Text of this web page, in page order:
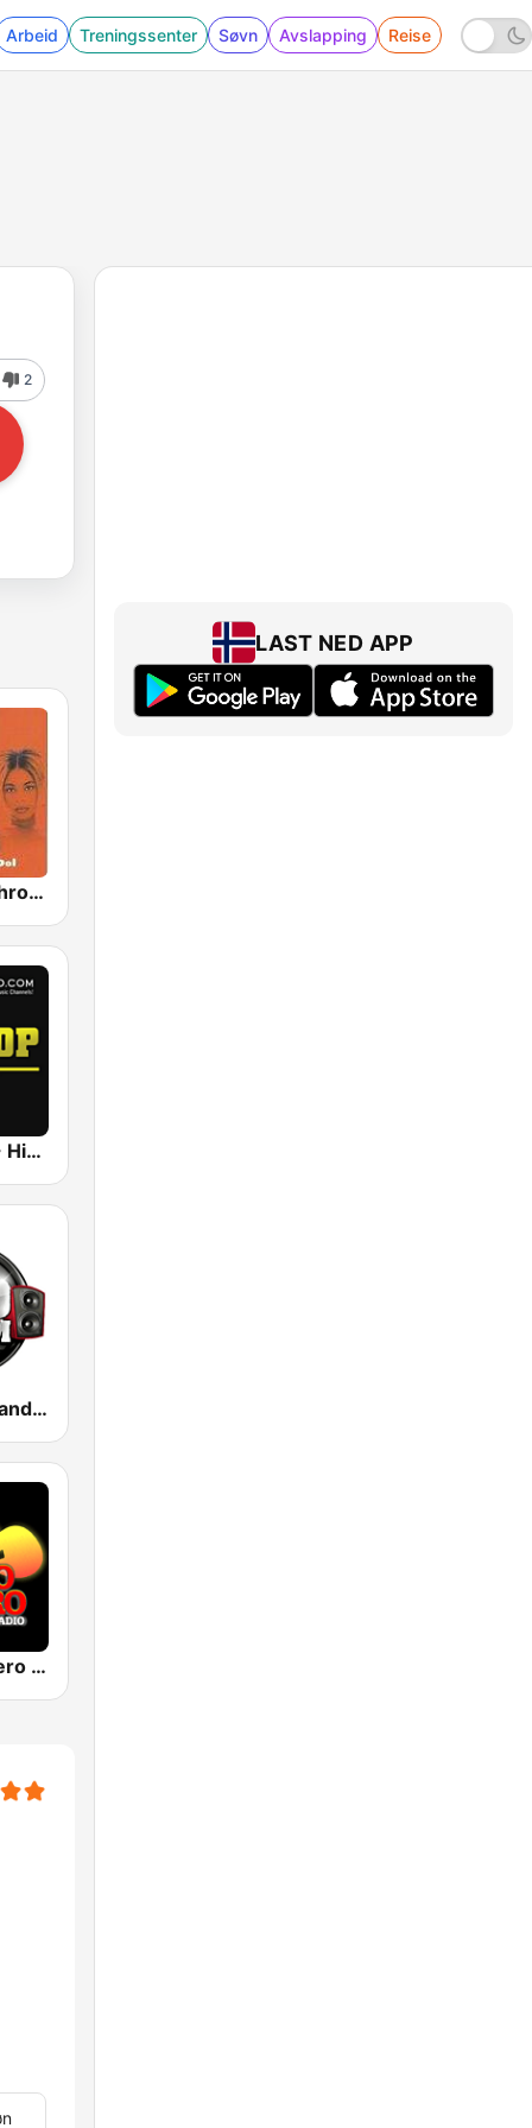
Arbeid Treningssenter Søvn Avslapping Reise
2
GotRadio - Throwback Jamz
UrbanRadio - Hip Hop Hits
100 Hip Hop and RNB FM
Pueblo Grupero Radio
LAST NED APP